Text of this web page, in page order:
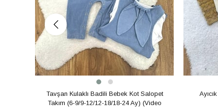
Tavşan Kulaklı Badili Bebek Kot Salopet
Takım (6-9/9-12/12-18/18-24 Ay) (Video